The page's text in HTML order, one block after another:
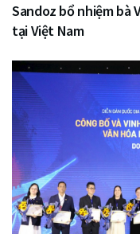
Sandoz bổ nhiệm bà
tại Việt Nam